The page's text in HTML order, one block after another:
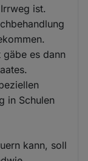
ist.
gäbe es dann
in Schulen
kann, soll